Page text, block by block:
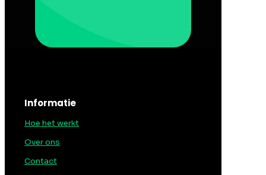
Informatie
Hoe het werkt
Over ons
Contact